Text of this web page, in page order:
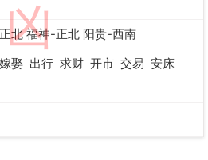
凶
北 福神-正北 阳贵-西南
嫁娶 出行 求财 开市 交易 安床